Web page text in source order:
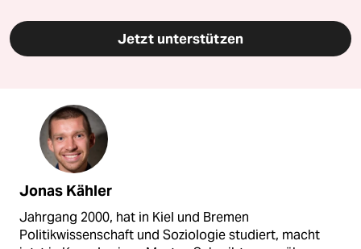
Jetzt unterstützen
Jonas Kähler
Jahrgang 2000, hat in Kiel und Bremen
Politikwissenschaft und Soziologie studiert, macht